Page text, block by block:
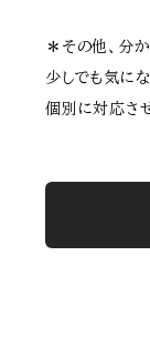
＊その他、分
少しでも気に
個別に対応さ